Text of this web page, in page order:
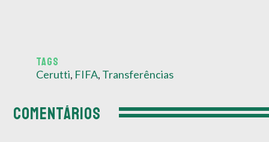
TAGS
Cerutti, FIFA, Transferências
COMENTÁRIOS